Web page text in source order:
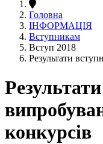
Головна
ІНФОРМАЦІЯ
Вступникам
Вступ 2018
Результати
конкурсів